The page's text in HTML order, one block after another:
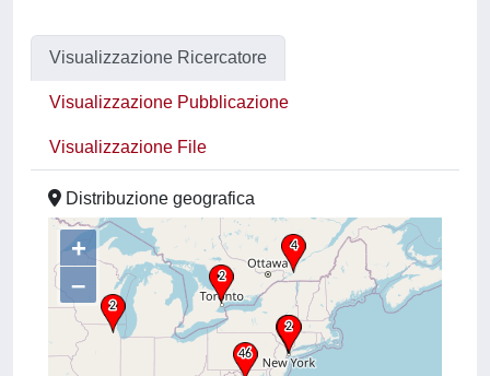
Visualizzazione Ricercatore
Visualizzazione Pubblicazione
Visualizzazione File
Distribuzione geografica
+
–